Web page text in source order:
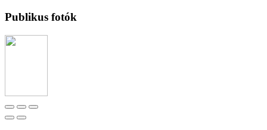
Publikus fotók